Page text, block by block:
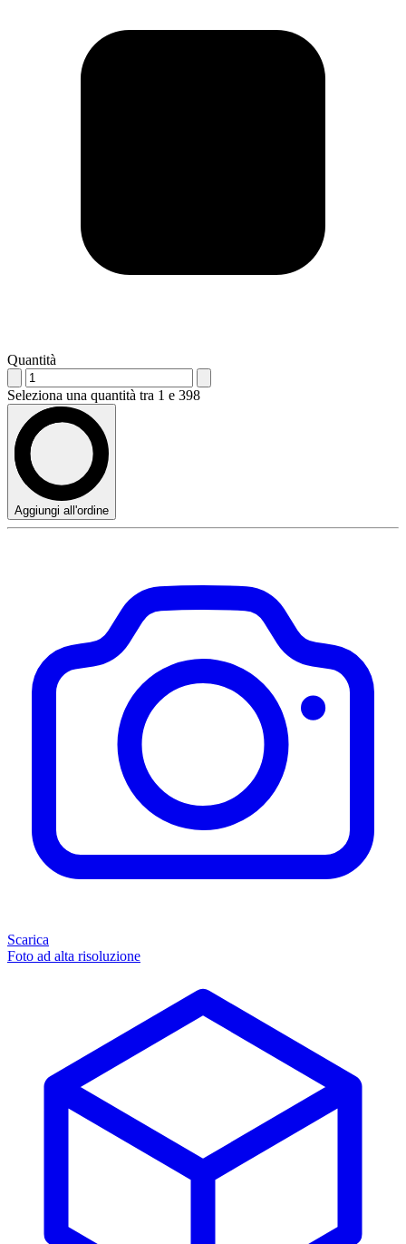
Quantità
Seleziona una quantità tra 1 e 398
Aggiungi all'ordine
Scarica
Foto ad alta risoluzione